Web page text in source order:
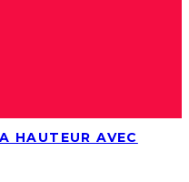
HAUTEUR AVEC